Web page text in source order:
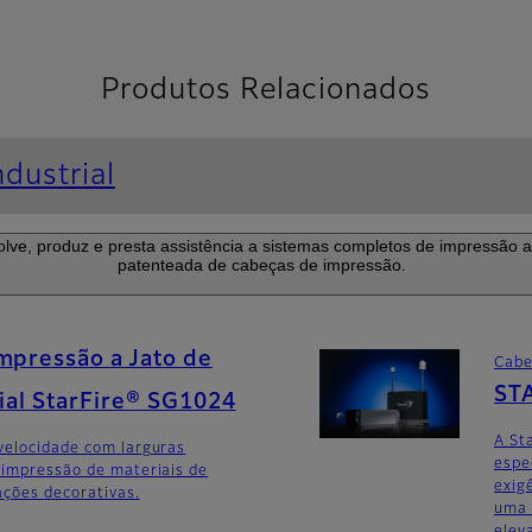
Produtos Relacionados
produz e presta assistência a sistemas completos de impressão
patenteada de cabeças de impressão.
a Jato de
StarFire® SG1024
com larguras
de materiais de
decorativas.
A
uma